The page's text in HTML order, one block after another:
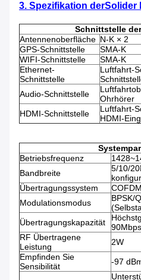
3. Spezifikation derSolider
Schnittstelle
Antennenoberfläche N-K × 2
GPS-Schnittstelle
SMA-K
WIFI-Schnittstelle
SMA-K
Ethernet-
Schnittstelle
Luftfahrt-
Audio-Schnittstelle
Ohrhörer
HDMI-Schnittstelle
Luftfahrt-
HDMI-
Betriebsfrequenz
Bandbreite
5/10/
Übertragungssystem
COFDM
Modulationsmodus
BPSK/
Übertragungskapazität
RF Übertragene
Leistung
2W
Empfinden Sie
Sensibilität
-97